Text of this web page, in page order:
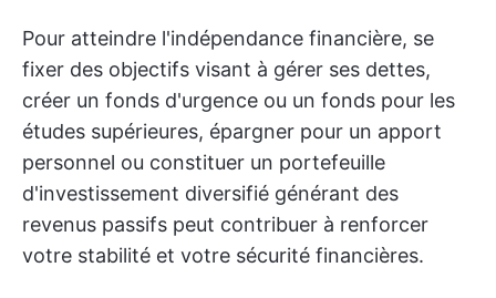
Pour atteindre l'indépendance financière, se
fixer des objectifs visant à gérer ses dettes,
créer un fonds d'urgence ou un fonds pour les
études supérieures, épargner pour un apport
personnel ou constituer un portefeuille
d'investissement diversifié générant des
revenus passifs peut contribuer à renforcer
votre stabilité et votre sécurité financières.